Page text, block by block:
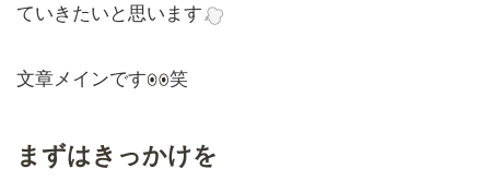
ていきたいと思います
文章メインです 笑
まずはきっかけを